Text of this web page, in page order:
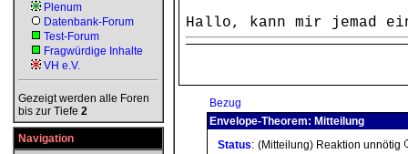
Plenum
Datenbank-Forum
Test-Forum
Fragwürdige Inhalte
VH e.V.
Gezeigt werden alle Foren
bis zur Tiefe 2
Navigation
Hallo, kann mir jemad
Bezug
Envelope-Theorem: Mitteilung
Status: (Mitteilung) Reaktion unnötig